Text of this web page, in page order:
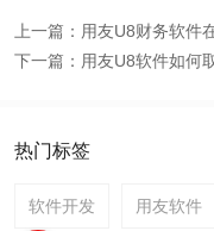
上一篇： 用友U8财务软件
下一篇： 用友U8软件如何
热门标签
软件开发 用友软件